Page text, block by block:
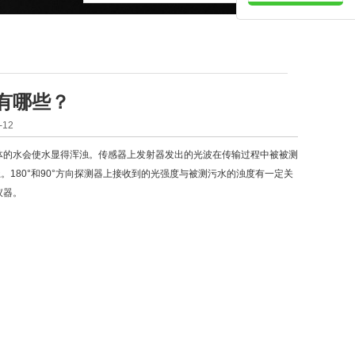
哪些？
12
会使水显得浑浊。传感器上发射器发出的光波在传输过程中被被测
180°和90°方向探测器上接收到的光强度与被测污水的浊度有一定关
。